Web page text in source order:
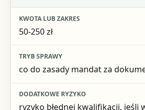
50-250 zł
co do zasady mandat za
ryzyko błędnej kwalifikacji, jeśli